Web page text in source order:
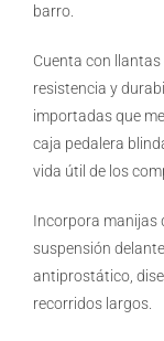
barro.
Cuenta con
resistencia y
importadas que
caja pedalera
vida útil de los
Incorpora manijas
suspensión
antiprostático,
recorridos largos.